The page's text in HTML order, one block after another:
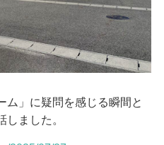
ム」に疑問を感じる瞬間と
ました。